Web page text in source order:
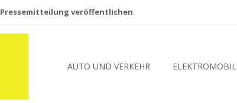
Pressemitteilung veröffentlichen
AUTO UND VERKEHR